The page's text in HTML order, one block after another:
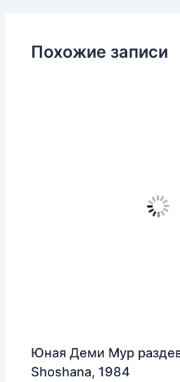
Похожие записи
Юная Деми Мур
Shoshana, 1984